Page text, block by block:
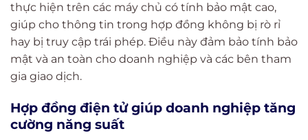
thực hiện trên các máy chủ có tính bảo mật cao,
giúp cho thông tin trong hợp đồng không bị rò rỉ
hay bị truy cập trái phép. Điều này đảm bảo tính bảo
mật và an toàn cho doanh nghiệp và các bên tham
gia giao dịch.
Hợp đồng điện tử giúp doanh nghiệp tăng
cường năng suất